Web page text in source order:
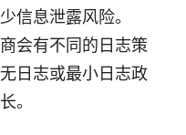
信息泄露风险。
会有不同的日志策
日志或最小日志政
。